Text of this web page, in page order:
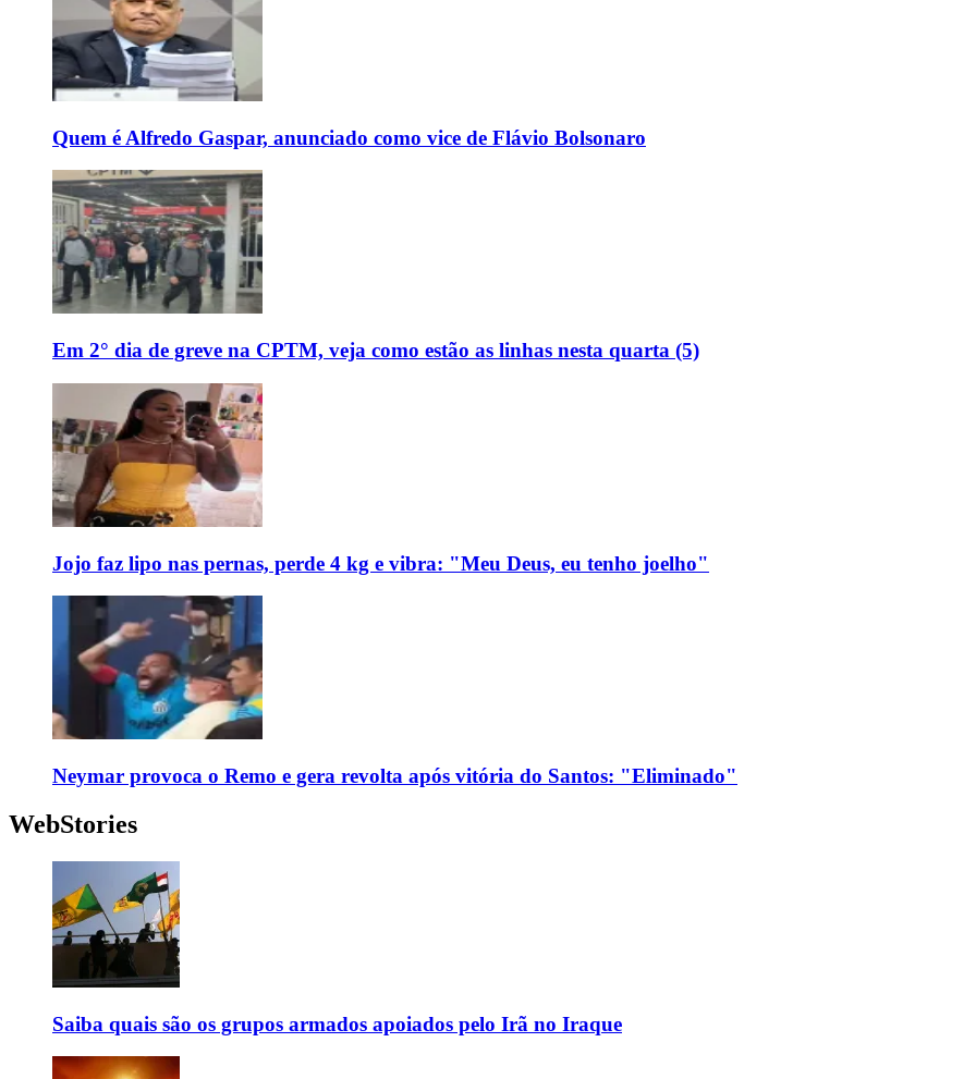
Quem é Alfredo Gaspar, anunciado como vice de Flávio Bolsonaro
Em 2° dia de greve na CPTM, veja como estão as linhas nesta quarta (5)
Jojo faz lipo nas pernas, perde 4 kg e vibra: "Meu Deus, eu tenho joelho"
Neymar provoca o Remo e gera revolta após vitória do Santos: "Eliminado"
WebStories
Saiba quais são os grupos armados apoiados pelo Irã no Iraque